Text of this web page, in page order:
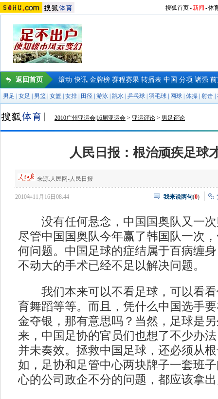
搜狐首页-新闻 -体
返回首页 滚动 快讯 金牌榜 赛程赛果 转播表 中国 分项 诸强
男足 女足 男篮 女篮 女排 田径 游泳 跳水 乒乓球 羽毛球 网球 体操 射击
2010广州亚运会|16届亚运会 > 亚运评论 > 男足评论
人民日报：根治顽疾足球
来源:人民网-人民日报
2010年11月16日08:44 我来说两句(0)
没有任何悬念，中国国奥队又一次
尽管中国国奥队今年赢了韩国队一次
何问题。中国足球的症结属于百病缠
不动大的手术已经不足以解决问题。
我们本来可以不看足球，可以看看
育舞蹈等等。而且，凭什么中国选手
金夺银，那有意思吗？当然，足球是
来，中国足协的官员们也想了不少办
并未奏效。拯救中国足球，还必须从
如，足协和足管中心两块牌子一套班
心的公司政企不分的问题，都应该拿